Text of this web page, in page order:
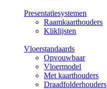
Presentatiesystemen
Raamkaarthouders
Kliklijsten
Vloerstandaards
Opvouwbaar
Vloermodel
Met kaarthouders
Draadfolderhouders